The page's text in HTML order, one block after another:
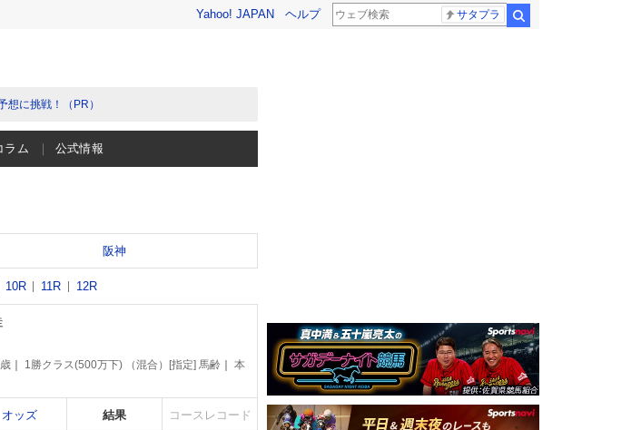
Yahoo! JAPAN ヘルプ サタプラ
想に挑戦！（PR）
ラム 公式情報
阪神
10R 11R 12R
1勝クラス(500万下) （混合）[指定] 馬齢
本
オッズ 結果 コースレコード